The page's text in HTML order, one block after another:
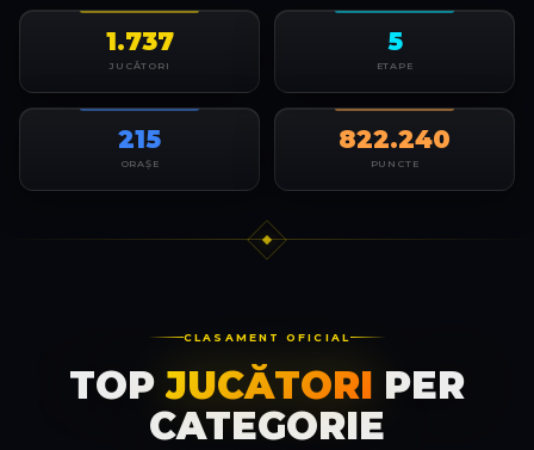
1.737
JUCĂTORI
5
ETAPE
215
ORAȘE
822.240
PUNCTE
CLASAMENT OFICIAL
TOP JUCĂTORI PER
CATEGORIE